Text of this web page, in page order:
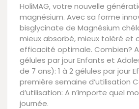
HoliMAG, votre nouvelle
magnésium. Avec sa forme
bisglycinate de Magnésium
mieux absorbé, mieux toléré et
efficacité optimale. Combien?
gélules par jour Enfants et
de 7 ans): 1 à 2 gélules par jour
première semaine d’utilisation
d’utilisation: A n’importe quel
journée.